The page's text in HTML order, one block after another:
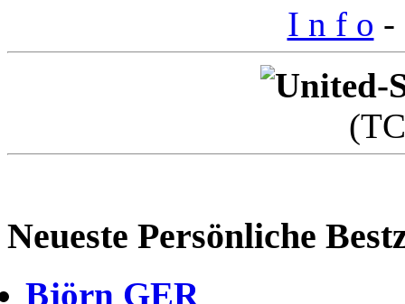
I n f o -
Neueste Persönliche
Björn GER